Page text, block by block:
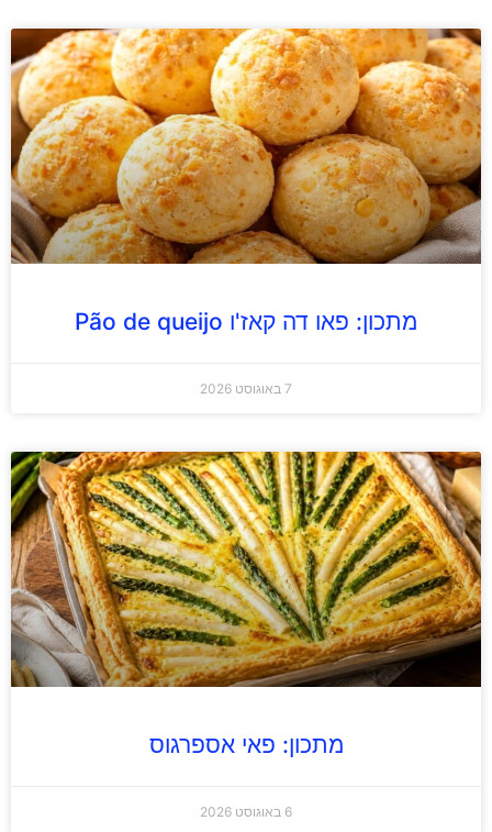
מתכון: פאו דה קאז'ו Pão de queijo
7 באוגוסט 2026
מתכון: פאי אספרגוס
6 באוגוסט 2026